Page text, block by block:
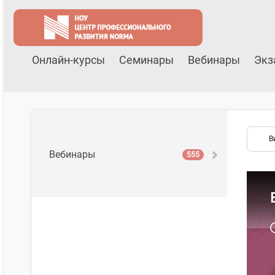
Онлайн-курсы Семинары Вебинары
Вебинары 555